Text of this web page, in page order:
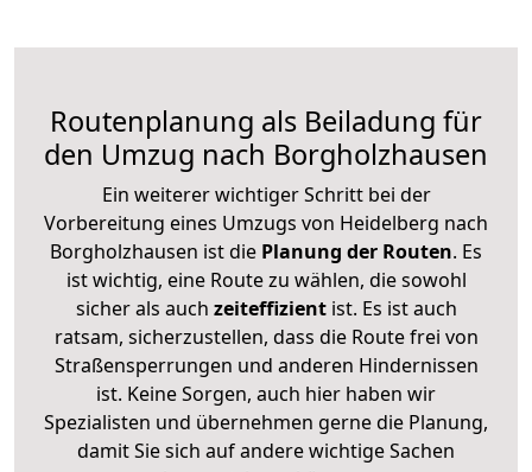
Routenplanung als Beiladung für
den Umzug nach Borgholzhausen
Ein weiterer wichtiger Schritt bei der
Vorbereitung eines Umzugs von Heidelberg nach
Borgholzhausen ist die Planung der Routen. Es
ist wichtig, eine Route zu wählen, die sowohl
sicher als auch zeiteffizientist. Es ist auch
ratsam, sicherzustellen, dass die Route frei von
Straßensperrungen und anderen Hindernissen
ist. Keine Sorgen, auch hier haben wir
Spezialisten und übernehmen gerne die Planung,
damit Sie sich auf andere wichtige Sachen